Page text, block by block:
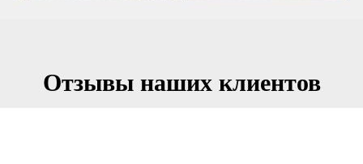
Отзывы наших клиентов